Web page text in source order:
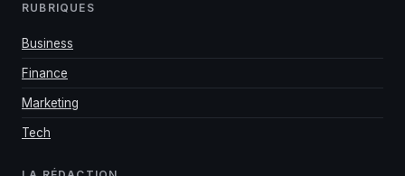
RUBRIQUES
Business
Finance
Marketing
Tech